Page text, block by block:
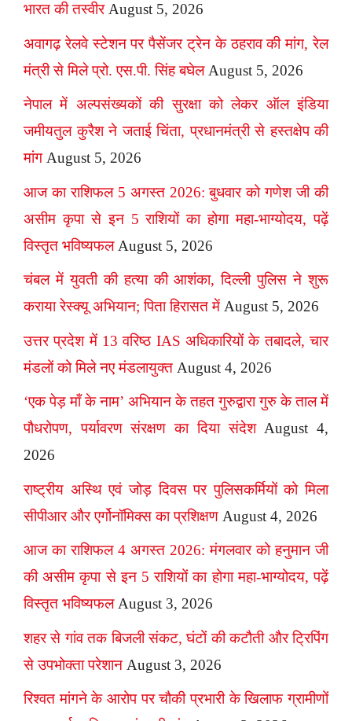
भारत की तस्वीर August 5, 2026
अवागढ़ रेलवे स्टेशन पर पैसेंजर ट्रेन के ठहराव की मांग, रेल
मंत्री से मिले प्रो. एस.पी. सिंह बघेल August 5, 2026
नेपाल में अल्पसंख्यकों की सुरक्षा को लेकर ऑल इंडिया
जमीयतुल कुरैश ने जताई चिंता, प्रधानमंत्री से हस्तक्षेप की
मांग August 5, 2026
आज का राशिफल 5 अगस्त 2026: बुधवार को गणेश जी की
असीम कृपा से इन 5 राशियों का होगा महा-भाग्योदय, पढ़ें
विस्तृत भविष्यफल August 5, 2026
चंबल में युवती की हत्या की आशंका, दिल्ली पुलिस ने शुरू
कराया रेस्क्यू अभियान; पिता हिरासत में August 5, 2026
उत्तर प्रदेश में 13 वरिष्ठ IAS अधिकारियों के तबादले, चार
मंडलों को मिले नए मंडलायुक्त August 4, 2026
‘एक पेड़ माँ के नाम’ अभियान के तहत गुरुद्वारा गुरु के ताल में
पौधरोपण, पर्यावरण संरक्षण का दिया संदेश August 4,
2026
राष्ट्रीय अस्थि एवं जोड़ दिवस पर पुलिसकर्मियों को मिला
सीपीआर और एर्गोनॉमिक्स का प्रशिक्षण August 4, 2026
आज का राशिफल 4 अगस्त 2026: मंगलवार को हनुमान जी
की असीम कृपा से इन 5 राशियों का होगा महा-भाग्योदय, पढ़ें
विस्तृत भविष्यफल August 3, 2026
शहर से गांव तक बिजली संकट, घंटों की कटौती और ट्रिपिंग
से उपभोक्ता परेशान August 3, 2026
रिश्वत मांगने के आरोप पर चौकी प्रभारी के खिलाफ ग्रामीणों